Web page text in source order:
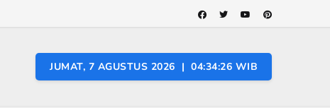
JUMAT, 7 AGUSTUS 2026 | 04:34:27 WIB